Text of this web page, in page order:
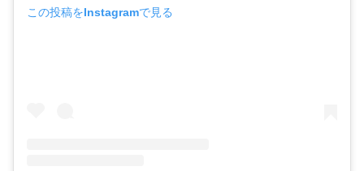
この投稿をInstagramで見る